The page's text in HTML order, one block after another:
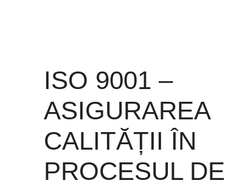
ISO 9001 –
ASIGURAREA
CALITĂȚII ÎN
PROCESUL DE